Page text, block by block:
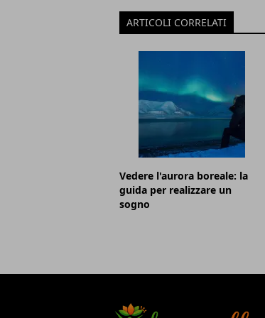
ARTICOLI CORRELATI
Vedere l'aurora boreale: la
guida per realizzare un
sogno